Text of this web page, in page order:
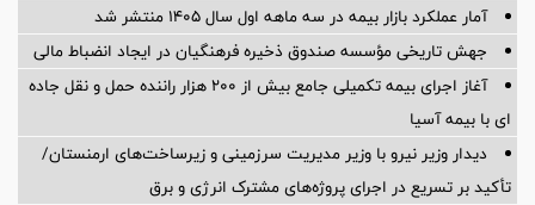
آمار عملكرد بازار بیمه در سه ماهه اول سال 1405 منتشر شد
جهش تاریخی مؤسسه صندوق ذخیره فرهنگیان در ایجاد انضباط مالی
آغاز اجرای بیمه تکمیلی جامع بیش از ۲۰۰ هزار راننده حمل و نقل جاده
ای با بیمه آسیا
دیدار وزیر نیرو با وزیر مدیریت سرزمینی و زیرساخت‌های ارمنستان/
تأکید بر تسریع در اجرای پروژه‌های مشترک انرژی و برق